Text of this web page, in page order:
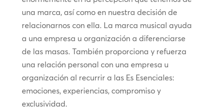
una marca, así como en nuestra decisión de
relacionarnos con ella. La marca musical ayuda
a una empresa u organización a diferenciarse
de las masas. También proporciona y refuerza
una relación personal con una empresa u
organización al recurrir a las Es Esenciales:
emociones, experiencias, compromiso y
exclusividad.